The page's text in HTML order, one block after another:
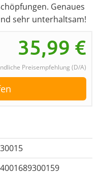
Genaues
sehr unterhaltsam!
35,99 €
Preisempfehlung (D/A)
30015
4001689300159